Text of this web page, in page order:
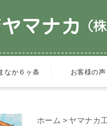
なか６ヶ条 お客様の声
ホーム ヤマナカ